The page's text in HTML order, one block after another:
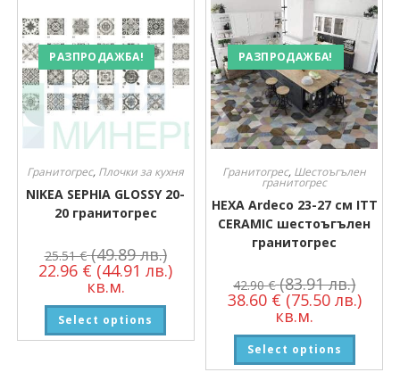
РАЗПРОДАЖБА!
Гранитогрес, Плочки за кухня
NIKEA SEPHIA GLOSSY 20-
20 гранитогрес
25.51€ (49.89 лв.)
22.96 € (44.91 лв.)
кв.м.
Select options
РАЗПРОДАЖБА!
Гранитогрес, Шестоъгълен
гранитогрес
HEXA Ardeco 23-27 см ITT
CERAMIC шестоъгълен
гранитогрес
42.90€ (83.91 лв.)
38.60 € (75.50 лв.)
кв.м.
Select options